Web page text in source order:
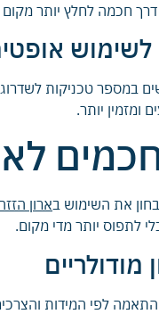
חכמה לחלץ יותר מקום
לשימוש
במספר טכניקות
ומזמין יותר.
את השימוש בארון
לתפוס יותר מדי מקום.
לפי המידות